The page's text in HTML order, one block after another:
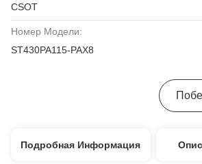
CSOT
Номер Модели:
ST430PA115-PAX8
Подробная Информация